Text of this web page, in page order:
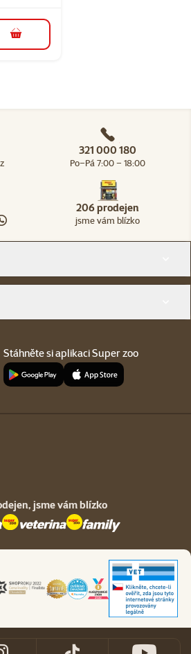
do košíku
321 000 180
Po–Pá 7:00 – 18:00
206 prodejen
jsme vám blízko
Stáhněte si aplikaci Super zoo
jsme vám blízko